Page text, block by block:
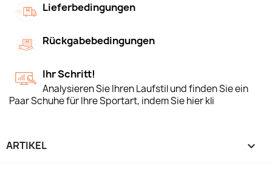
Lieferbedingungen
Rückgabebedingungen
Ihr Schritt!
Analysieren Sie Ihren Laufstil und finden Sie ein
Paar Schuhe für Ihre Sportart, indem Sie hier kli
ARTIKEL 